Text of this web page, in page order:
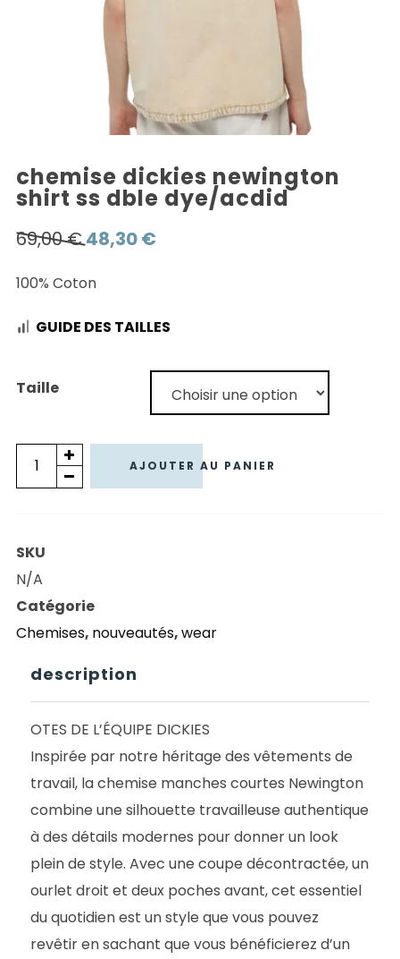
chemise dickies newington
shirt ss dble dye/acdid
69,00€ Le
initial
48,30€Le
100% Coton
GUIDE DES TAILLES
Taille
quantité
de
NEWINGTON
SHIRT
SS
DBLE
DYE/ACDID
AJOUTER AU PANIER
SKU
N/A
Catégorie
Chemises, nouveautés,wear
description
OTES DE L’ÉQUIPE DICKIES
Inspirée par notre héritage des vêtements de
travail, la chemise manches courtes Newington
combine une silhouette travailleuse authentique
à des détails modernes pour donner un look
plein de style. Avec une coupe décontractée, un
ourlet droit et deux poches avant, cet essentiel
du quotidien est un style que vous pouvez
revêtir en sachant que vous bénéficierez d’un